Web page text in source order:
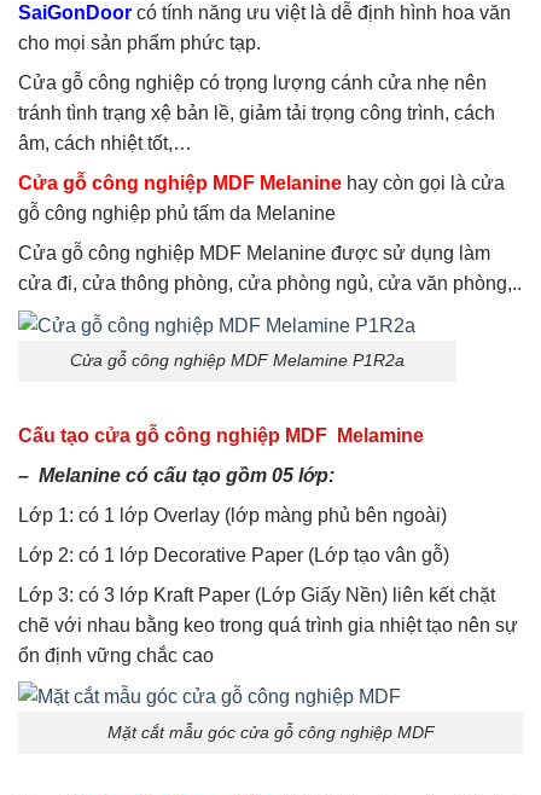
SaiGonDoor có tính năng ưu việt là dễ định hình hoa văn
cho mọi sản phẩm phức tạp.
Cửa gỗ công nghiệp có trọng lượng cánh cửa nhẹ nên
tránh tình trạng xệ bản lề, giảm tải trọng công trình, cách
âm, cách nhiệt tốt,…
Cửa gỗ công nghiệp MDF Melanine hay còn gọi là cửa
gỗ công nghiệp phủ tấm da Melanine
Cửa gỗ công nghiệp MDF Melanine được sử dụng làm
cửa đi, cửa thông phòng, cửa phòng ngủ, cửa văn phòng,..
Cửa gỗ công nghiệp MDF Melamine P1R2a
Cấu tạo cửa gỗ công nghiệp MDF Melamine
– Melanine có cấu tạo gồm 05 lớp:
Lớp 1: có 1 lớp Overlay (lớp màng phủ bên ngoài)
Lớp 2: có 1 lớp Decorative Paper (Lớp tạo vân gỗ)
Lớp 3: có 3 lớp Kraft Paper (Lớp Giấy Nền) liên kết chặt
chẽ với nhau bằng keo trong quá trình gia nhiệt tạo nên sự
ổn định vững chắc cao
Mặt cắt mẫu góc cửa gỗ công nghiệp MDF